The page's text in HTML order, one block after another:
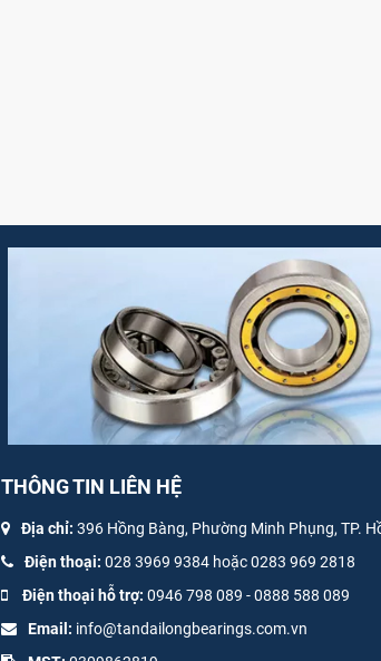
THÔNG TIN LIÊN HỆ
Địa chỉ: 396 Hồng Bàng, Phường Minh Phụng, TP.
Điện thoại: 028 3969 9384 hoặc 0283 969 2818
Điện thoại hỗ trợ: 0946 798 089 -0888 588 089
Email: info@tandailongbearings.com.vn